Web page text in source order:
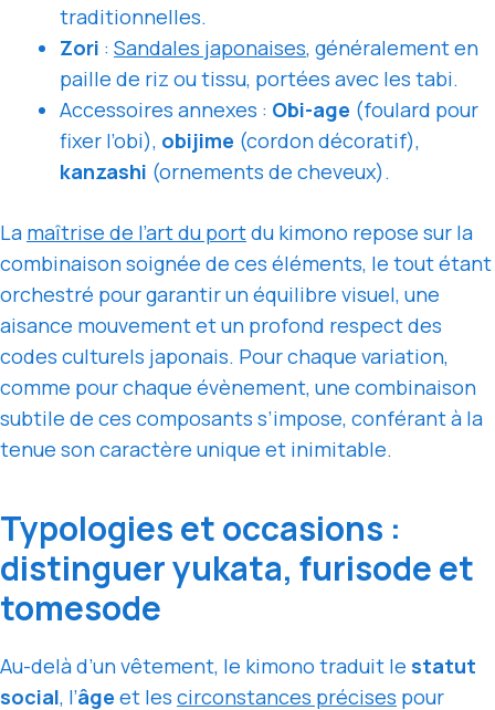
traditionnelles.
Zori : Sandales japonaises, généralement en
paille de riz ou tissu, portées avec les tabi.
Accessoires annexes : Obi-age (foulard pour
fixer l’obi), obijime (cordon décoratif),
kanzashi (ornements de cheveux).
La maîtrise de l’art du portdu kimono repose sur la
combinaison soignée de ces éléments, le tout étant
orchestré pour garantir un équilibre visuel, une
aisance mouvement et un profond respect des
codes culturels japonais. Pour chaque variation,
comme pour chaque évènement, une combinaison
subtile de ces composants s’impose, conférant à la
tenue son caractère unique et inimitable.
Typologies et occasions :
distinguer yukata, furisode et
tomesode
Au-delà d’un vêtement, le kimono traduit le statut
social, l’âge et les circonstances précises pour